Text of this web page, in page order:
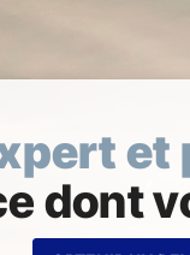
dont